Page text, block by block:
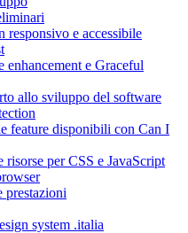
responsivo e accessibile
enhancement e Graceful
allo sviluppo del software
feature disponibili con Can I
risorse per CSS e JavaScript
prestazioni
system .italia